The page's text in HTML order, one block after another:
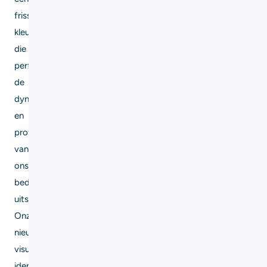
frisse
kleurenpalet
die
perfect
de
dynamiek
en
professionaliteit
van
ons
bedrijf
uitstralen.
Onze
nieuwe
visuele